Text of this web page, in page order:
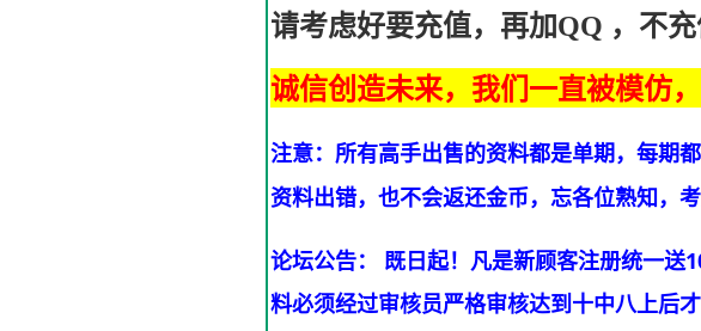
请考虑好要充值，再加QQ ，不充
诚信创造未来，我们一直被模仿，
注意：所有高手出售的资料都是单期，每期
资料出错，也不会返还金币，忘各位熟知，
论坛公告： 既日起！凡是新顾客注册统一送
料必须经过审核员严格审核达到十中八上后